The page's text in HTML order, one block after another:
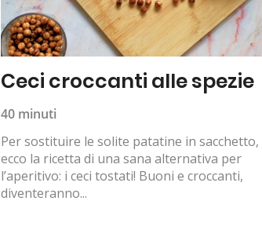
Ceci croccanti alle spezie
40 minuti
Per sostituire le solite patatine in sacchetto,
ecco la ricetta di una sana alternativa per
l’aperitivo: i ceci tostati! Buoni e croccanti,
diventeranno...